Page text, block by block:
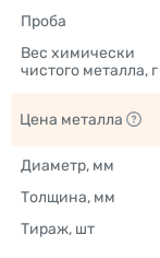
Проба
Вес химически
чистого металла, г
Цена металла
Диаметр, мм
Толщина, мм
Тираж, шт